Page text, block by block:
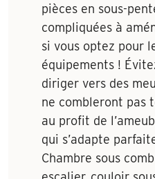
pièces en sous-
compliquées à
si vous optez pour
équipements !
diriger vers des
ne combleront pas
au profit de
qui s’adapte
Chambre sous